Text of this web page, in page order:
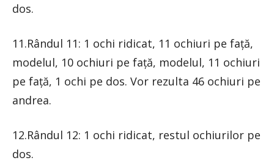
dos.
11.Rândul 11: 1 ochi ridicat, 11 ochiuri pe față,
modelul, 10 ochiuri pe față, modelul, 11 ochiuri
pe față, 1 ochi pe dos. Vor rezulta 46 ochiuri pe
andrea.
12.Rândul 12: 1 ochi ridicat, restul ochiurilor pe
dos.